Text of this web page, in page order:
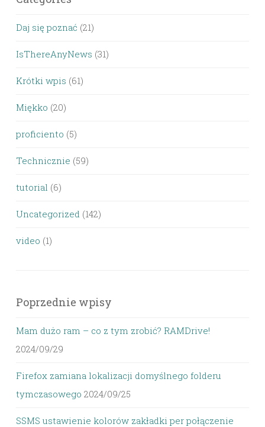
Daj się poznać (21)
IsThereAnyNews (31)
Krótki wpis (61)
Miękko (20)
proficiento (5)
Technicznie (59)
tutorial (6)
Uncategorized (142)
video (1)
Poprzednie wpisy
Mam dużo ram – co z tym zrobić? RAMDrive!
2024/09/29
Firefox zamiana lokalizacji domyślnego folderu
tymczasowego 2024/09/25
SSMS ustawienie kolorów zakładki per połączenie